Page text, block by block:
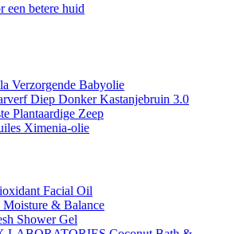
een betere huid
Verzorgende Babyolie
Diep Donker Kastanjebruin 3.0
Plantaardige Zeep
Ximenia-olie
Facial Oil
& Balance
Shower Gel